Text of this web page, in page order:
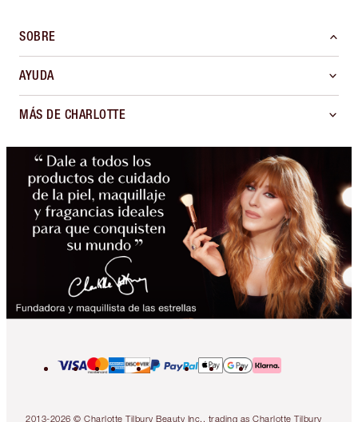
SOBRE
AYUDA
MÁS DE CHARLOTTE
2013-2026 © Charlotte Tilbury Beauty Inc., trading as Charlotte Tilbury